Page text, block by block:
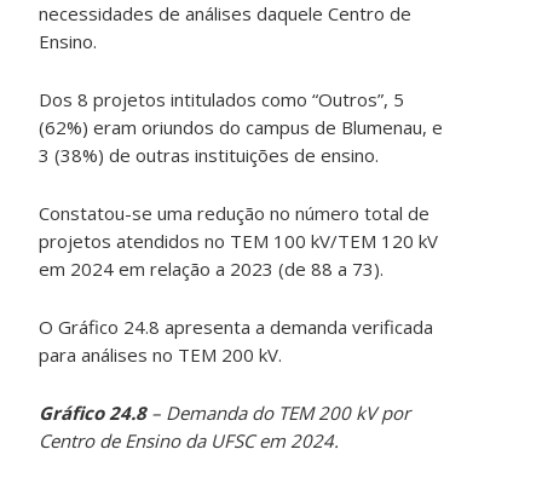
necessidades de análises daquele Centro de
Ensino.
Dos 8 projetos intitulados como “Outros”, 5
(62%) eram oriundos do campus de Blumenau, e
3 (38%) de outras instituições de ensino.
Constatou-se uma redução no número total de
projetos atendidos no TEM 100 kV/TEM 120 kV
em 2024 em relação a 2023 (de 88 a 73).
O Gráfico 24.8 apresenta a demanda verificada
para análises no TEM 200 kV.
Gráfico 24.8– Demanda do TEM 200 kV por
Centro de Ensino da UFSC em 2024.